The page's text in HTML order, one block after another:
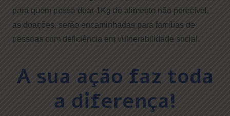
para quem possa doar 1Kg de alimento não perecível,
as doações, serão encaminhadas para famílias de
pessoas com deficiência em vulnerabilidade social.
A sua ação faz toda
a diferença!